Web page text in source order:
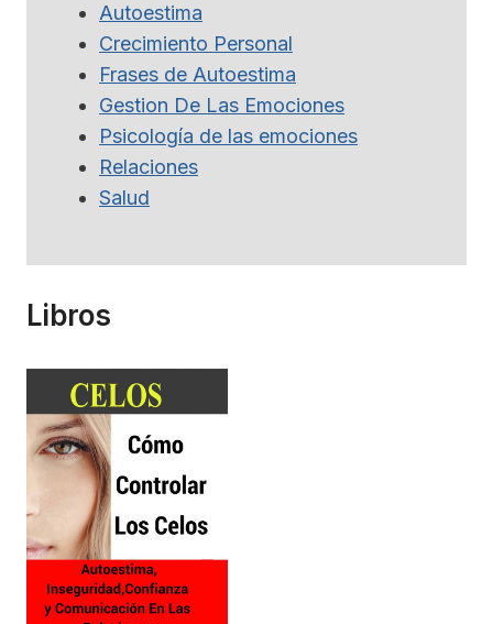
Autoestima
Crecimiento Personal
Frases de Autoestima
Gestion De Las Emociones
Psicología de las emociones
Relaciones
Salud
Libros